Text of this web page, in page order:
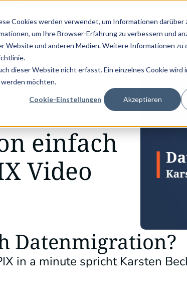
Cookies werden verwendet, um Informationen darüber
um Ihre Browser-Erfahrung zu verbessern und
Website und anderen Medien. Weitere Informationen zu
dieser Website nicht erfasst. Ein einzelnes Cookie wird
möchten.
Cookie-Einstellungen Akzeptieren
PRODUKTPASS - JETZT LESEN! | NEU: DIE
Beratung
einfach
Video
Datenmigration?
in a minute spricht Karsten